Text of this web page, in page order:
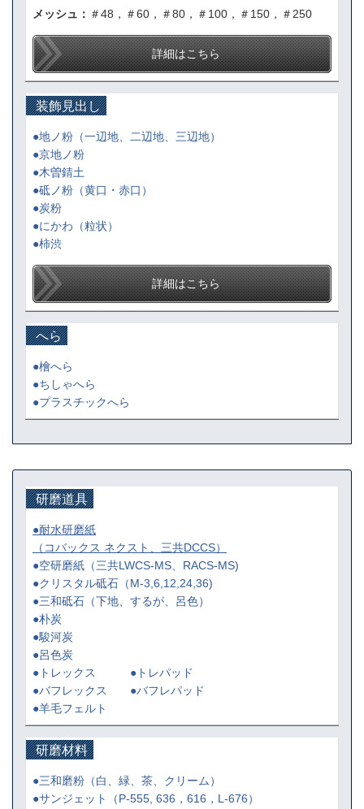
メッシュ： ＃48，＃60，＃80，＃100，＃150，＃250
詳細はこちら
装飾見出し
●地ノ粉（一辺地、二辺地、三辺地）
●京地ノ粉
●木曽錆土
●砥ノ粉（黄口・赤口）
●炭粉
●にかわ（粒状）
●柿渋
詳細はこちら
へら
●檜へら
●ちしゃへら
●プラスチックへら
研磨道具
●耐水研磨紙
（コバックス ネクスト、三共DCCS）
●空研磨紙 （三共LWCS-MS、RACS-MS)
●クリスタル砥石 （M-3,6,12,24,36)
●三和砥石 （下地、するが、呂色）
●朴炭
●駿河炭
●呂色炭
●トレックス ●トレパッド
●バフレックス ●バフレパッド
●羊毛フェルト
研磨材料
●三和磨粉 （白、緑、茶、クリーム）
●サンジェット
（P-555, 636，616，L-676）